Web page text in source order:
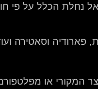
נחלת הכלל על פי
פארודיה וסאטירה
המקורי או